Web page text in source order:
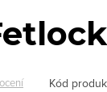
Kód